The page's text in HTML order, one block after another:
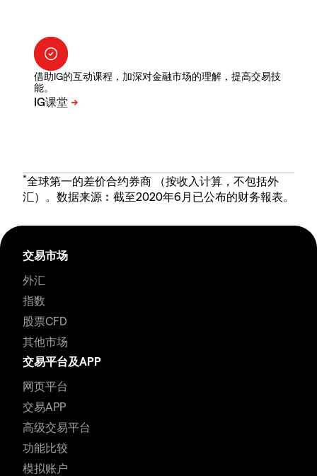
借助IG的互动课程，加深对金融市场的理解，提高交易技
能。
*全球第一的差价合约券商 （按收入计算，不包括外
汇）。数据来源︰截至2020年6月已公布的财务報表。
交易市场
外汇
指数
股票CFD
其他市场
交易平台及APP
网页平台
交易APP
高级交易平台
功能比较
模拟账户